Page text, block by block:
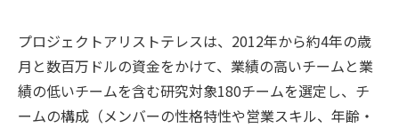
プロジェクトアリストテレスは、2012年から約4年の歳
月と数百万ドルの資金をかけて、業績の高いチームと業
績の低いチームを含む研究対象180チームを選定し、チ
ームの構成（メンバーの性格特性や営業スキル、年齢・